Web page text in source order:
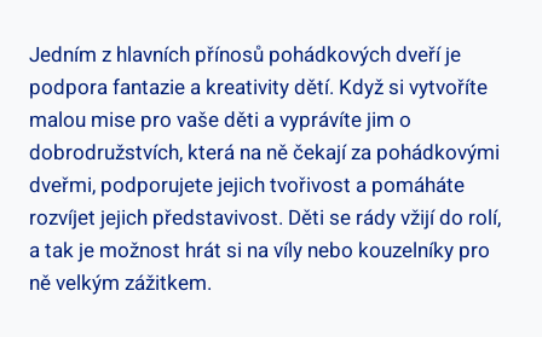
Jedním z hlavních přínosů pohádkových dveří je
podpora fantazie a kreativity dětí. Když si vytvoříte
malou mise pro vaše děti a vyprávíte jim o
dobrodružstvích, která na ně čekají za pohádkovými
dveřmi, podporujete jejich tvořivost a pomáháte
rozvíjet jejich představivost. Děti se rády vžijí do rolí,
a tak je možnost hrát si na víly nebo kouzelníky pro
ně velkým zážitkem.